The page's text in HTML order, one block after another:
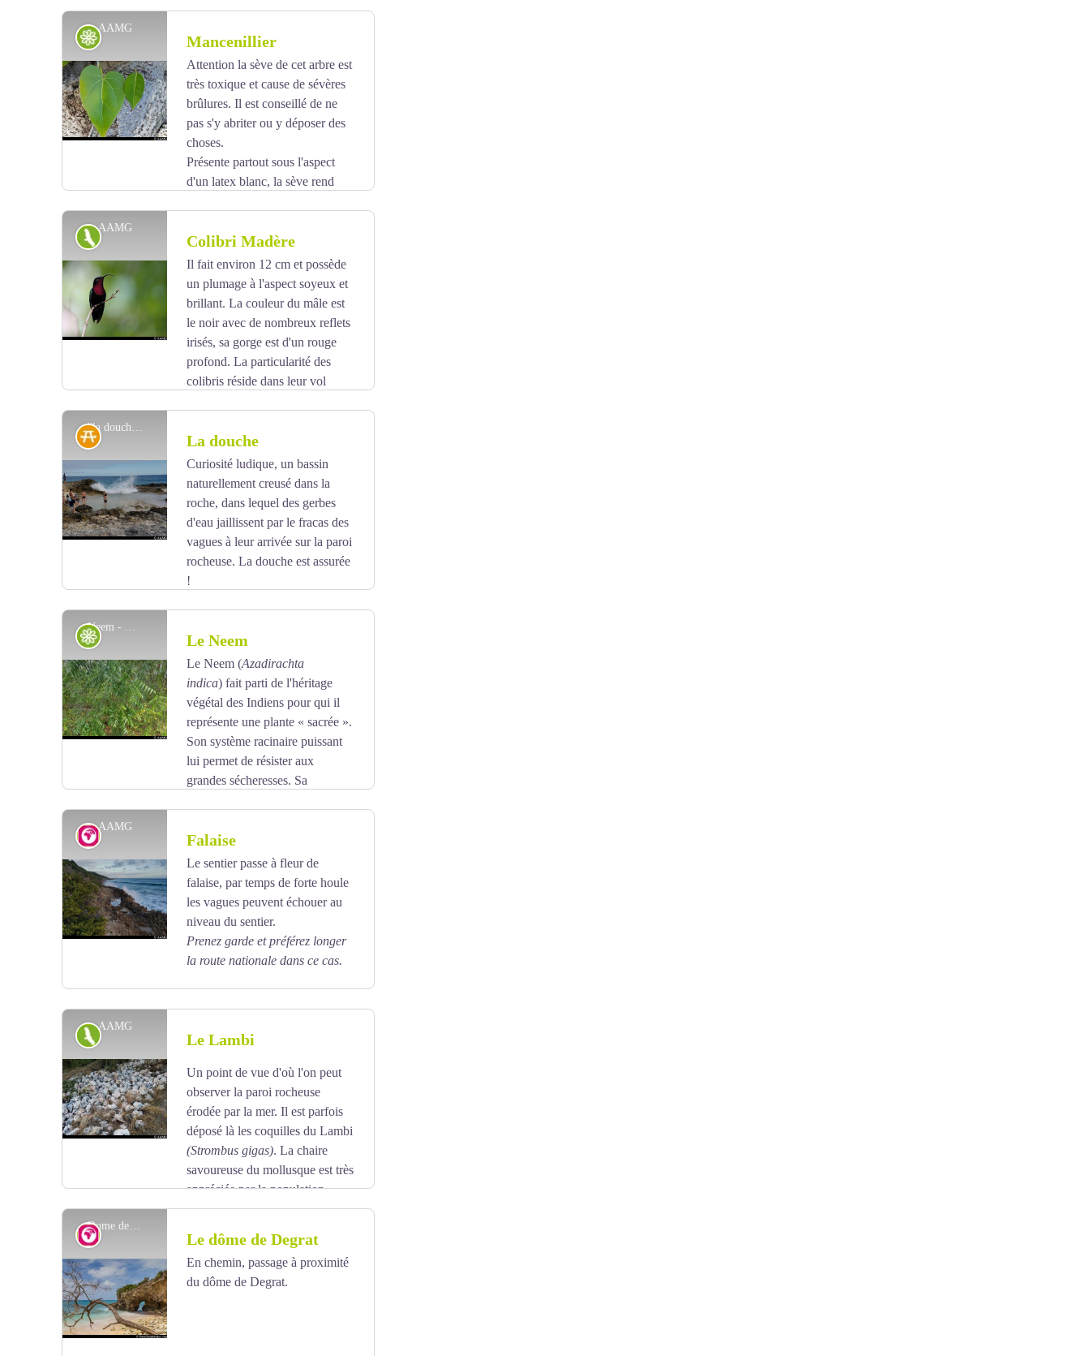
Voir l'image en plein écran
laineuse utilisée à une époque pour les matelas. Cet
arbre est la représentation des esprits en Guadeloupe,
car à la période de l'esclavage il servit pour les
pendaisons.
AAMG
Voir l'image en plein écran
Flore Mancenillier
Attention la sève de cet arbre est
très toxique et cause de sévères
brûlures. Il est conseillé de ne
pas s'y abriter ou y déposer des
choses.
Présente partout sous l'aspect
d'un latex blanc, la sève rend
fleurs en passant par les fruits. Ces derniers sont
semblables à une petite pomme, ou pomme surette
verdâtre puis jaune. A ne pas confondre avec le
Catalpa, aux fleurs similaires à l'hibiscus et aux
feuilles en forme de coeur, qui est totalement
inoffensif.
AAMG
Voir l'image en plein écran
Faune Colibri Madère
Il fait environ 12 cm et possède
un plumage à l'aspect soyeux et
brillant. La couleur du mâle est
le noir avec de nombreux reflets
irisés, sa gorge est d'un rouge
profond. La particularité des
colibris réside dans leur vol
sont les seuls oiseaux qui sont capables de se
déplacer en arrière pendant leur vol. L'autre espèce
courante en Guadeloupe est le Colibri Huppé.
"la douche" - AAMG
Voir l'image en plein écran
Zone de détente La douche
Curiosité ludique, un bassin
naturellement creusé dans la
roche, dans lequel des gerbes
d'eau jaillissent par le fracas des
vagues à leur arrivée sur la paroi
rocheuse. La douche est assurée
!
calcaire par la mer.
Neem - AAMG
Voir l'image en plein écran
Flore Le Neem
Le Neem(Azadirachta
indica) fait parti de l'héritage
végétal des Indiens pour qui il
représente une plante « sacrée ».
Son système racinaire puissant
lui permet de résister aux
grandes sécheresses. Sa
la reforestation des zones semi-arides.
son écorce, ses racines et ses graines sont à la base
de préparations diverses (agriculture, maison, santé) :
elles contiennent une grande quantité de molécules
organiques.
Appelé aussi "Vèpèlè" il est utilisé pour ses
puissantes propriétés insecticides en agriculture
AAMG
Voir l'image en plein écran
Géologie Falaise
Le sentier passe à fleur de
falaise, par temps de forte houle
les vagues peuvent échouer au
niveau du sentier.
Prenez garde et préférez longer
la route nationale dans ce cas.
AAMG
Voir l'image en plein écran
Faune Le Lambi
Un point de vue d'où l'on peut
observer la paroi rocheuse
érodée par la mer. Il est parfois
déposé là les coquilles du Lambi
(Strombus gigas). La chaire
savoureuse du mollusque est très
appréciée par la population
locale. Sa coquille massive et épaisse est
remarquable et aussi prisée pour sa teneur en nacre
ou pour sa forme. On en fait un instrument de
musique: la conque à Lambi, qui servait pour
annoncer des moments forts à la population, en
émettant un son très singulier.
dans les eaux peu profondes. On trouve aussi des
Dome de Degrat - PaysGuadeloupe.com
Géologie Le dôme de Degrat
En chemin, passage à proximité
du dôme de Degrat.